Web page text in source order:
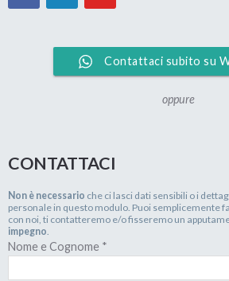
Contattaci subito su
oppure
CONTATTACI
Non è necessario che ci lasci dati sensibili o i
personale in questo modulo. Puoi semplicemente
con noi, ti contatteremo e/o fisseremo un
impegno
Nome e Cognome *